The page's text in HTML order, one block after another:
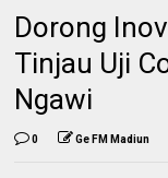
Dorong
Tinjau Uji
Ngawi
0 Ge FM Madiun